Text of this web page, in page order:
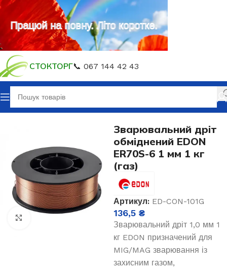
СТОКТОРГ📞 067 144 42 43
Головна Витратні матеріали
Клацніть, щоб збільшити
Зварювальний дріт
обміднений EDON
ER70S-6 1 мм 1 кг
(газ)
Артикул: ED-CON-101G
136,5 ₴
Зварювальний дріт 1,0 мм 1
кг EDON призначений для
MIG/MAG зварювання із
захисним газом,
Працюй на повну. Літо коротке.